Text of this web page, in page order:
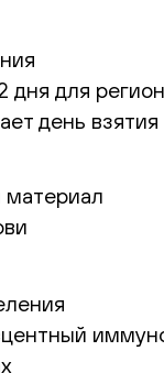
дня для
день